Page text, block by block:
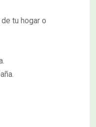
tu hogar o